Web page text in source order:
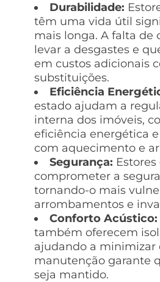
Durabilidade:
têm uma vida útil
mais longa. A falta de
levar a desgastes e
em custos adicionais
substituições.
Eficiência
estado ajudam a
interna dos imóveis,
eficiência energética
com aquecimento e
Segurança:
comprometer a
tornando-o mais
arrombamentos e
Conforto Acústico:
também oferecem
ajudando a minimizar
manutenção garante
seja mantido.